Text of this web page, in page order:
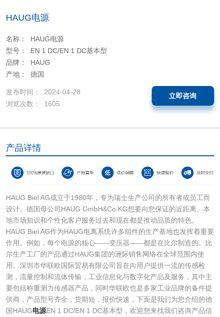
HAUG电源
名称： HAUG电源
型号： EN 1 DC/EN 1 DC基本型
品牌： HAUG
产地： 德国
发布时间： 2024-04-28
浏览次数： 1605
立即咨询
产品详情
HAUG Biel AG成立于1980年，专为瑞士生产公司的所有者或员工而
设计。德国母公司HAUG GmbH&Co.KG想要向您保证的近距离、本
地市场知识和个性化客户服务过去和现在都是推动品质的特色。
HAUG Biel AG作为HAUG电离系统许多组件的生产基地也发挥着重要
作用。例如，每个电源的核心——变压器——都是在比尔制造的。比
尔生产工厂的产品通过HAUG集团的洲际销售网络在全球范围内使
用。深圳市华联欧国际贸易有限公司旨在向用户提供一流的传感检
测，流量控制和流体传输，工业信息化与数字化产品及服务，其中主
要包括称重测力传感器产品，同时华联欧也是多家工业品牌的备件提
供商，产品型号齐全，货期短，报价快速，下面是我们为您介绍的德
国HAUG电源EN 1 DC/EN 1 DC基本型，欢迎您来找我们咨询产品信